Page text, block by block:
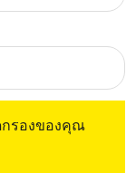
รองของคุณ